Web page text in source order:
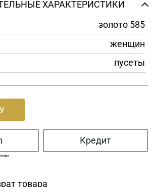
ХАРАКТЕРИСТИКИ
золото 585
женщин
пусеты
Кредит
товара